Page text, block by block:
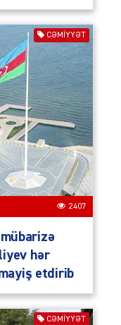
CƏMIYYƏT
2407
hər
etdirib
CƏMIYYƏT